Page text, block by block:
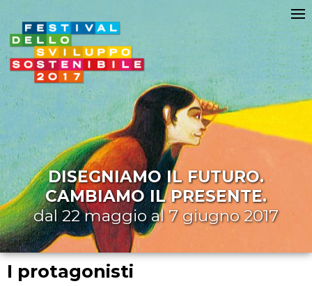
DISEGNIAMO IL FUTURO.
CAMBIAMO IL PRESENTE.
dal 22 maggio al 7 giugno 2017
I protagonisti